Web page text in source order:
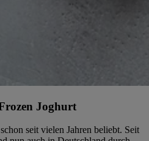
Joghurt
seit vielen Jahren beliebt. Seit